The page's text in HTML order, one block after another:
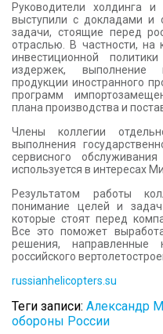
Руководители холдинга
выступили с докладами и
задачи, стоящие перед
отраслью. В частности, на
инвестиционной
издержек,
продукции иностранного
программ
плана производства и
Члены коллегии
выполнения
сервисного
используется в интересах
Результатом работы
понимание целей и задач
которые стоят перед
Все это поможет
решения, направленные
российского
russianhelicopters.su
Теги записи: Александр
обороны России